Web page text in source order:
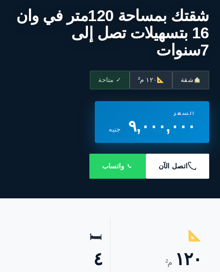
شقتك بمساحة 120متر في وان
16 بتسهيلات تصل إلى
7سنوات
شقة ١٢٠ م² ✓ متاحة
السعر
٩,٠٠٠,٠٠٠ جنيه
اتصل الآن واتساب
١٢٠ م²
🛏
٤